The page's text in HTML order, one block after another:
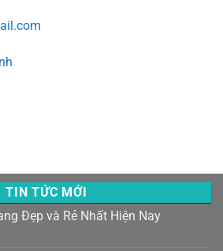
TIN TỨC MỚI
Đẹp và Rẻ Nhất Hiện Nay